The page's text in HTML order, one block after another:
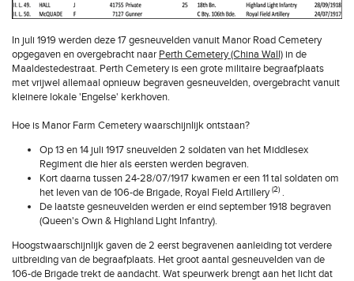
In juli 1919 werden deze 17 gesneuvelden vanuit Manor Road Cemetery
opgegaven en overgebracht naar Perth Cemetery (China Wall) in de
Maaldestedestraat. Perth Cemetery is een grote militaire begraafplaats
met vrijwel allemaal opnieuw begraven gesneuvelden, overgebracht vanuit
kleinere lokale 'Engelse' kerkhoven.
Hoe is Manor Farm Cemetery waarschijnlijk ontstaan?
Op 13 en 14 juli 1917 sneuvelden 2 soldaten van het Middlesex
Regiment die hier als eersten werden begraven.
Kort daarna tussen 24-28/07/1917 kwamen er een 11 tal soldaten om
het leven van de 106-de Brigade, Royal Field Artillery(2) .
De laatste gesneuvelden werden er eind september 1918 begraven
(Queen's Own & Highland Light Infantry).
Hoogstwaarschijnlijk gaven de 2 eerst begravenen aanleiding tot verdere
uitbreiding van de begraafplaats. Het groot aantal gesneuvelden van de
106-de Brigade trekt de aandacht. Wat speurwerk brengt aan het licht dat